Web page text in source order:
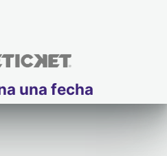
una fecha